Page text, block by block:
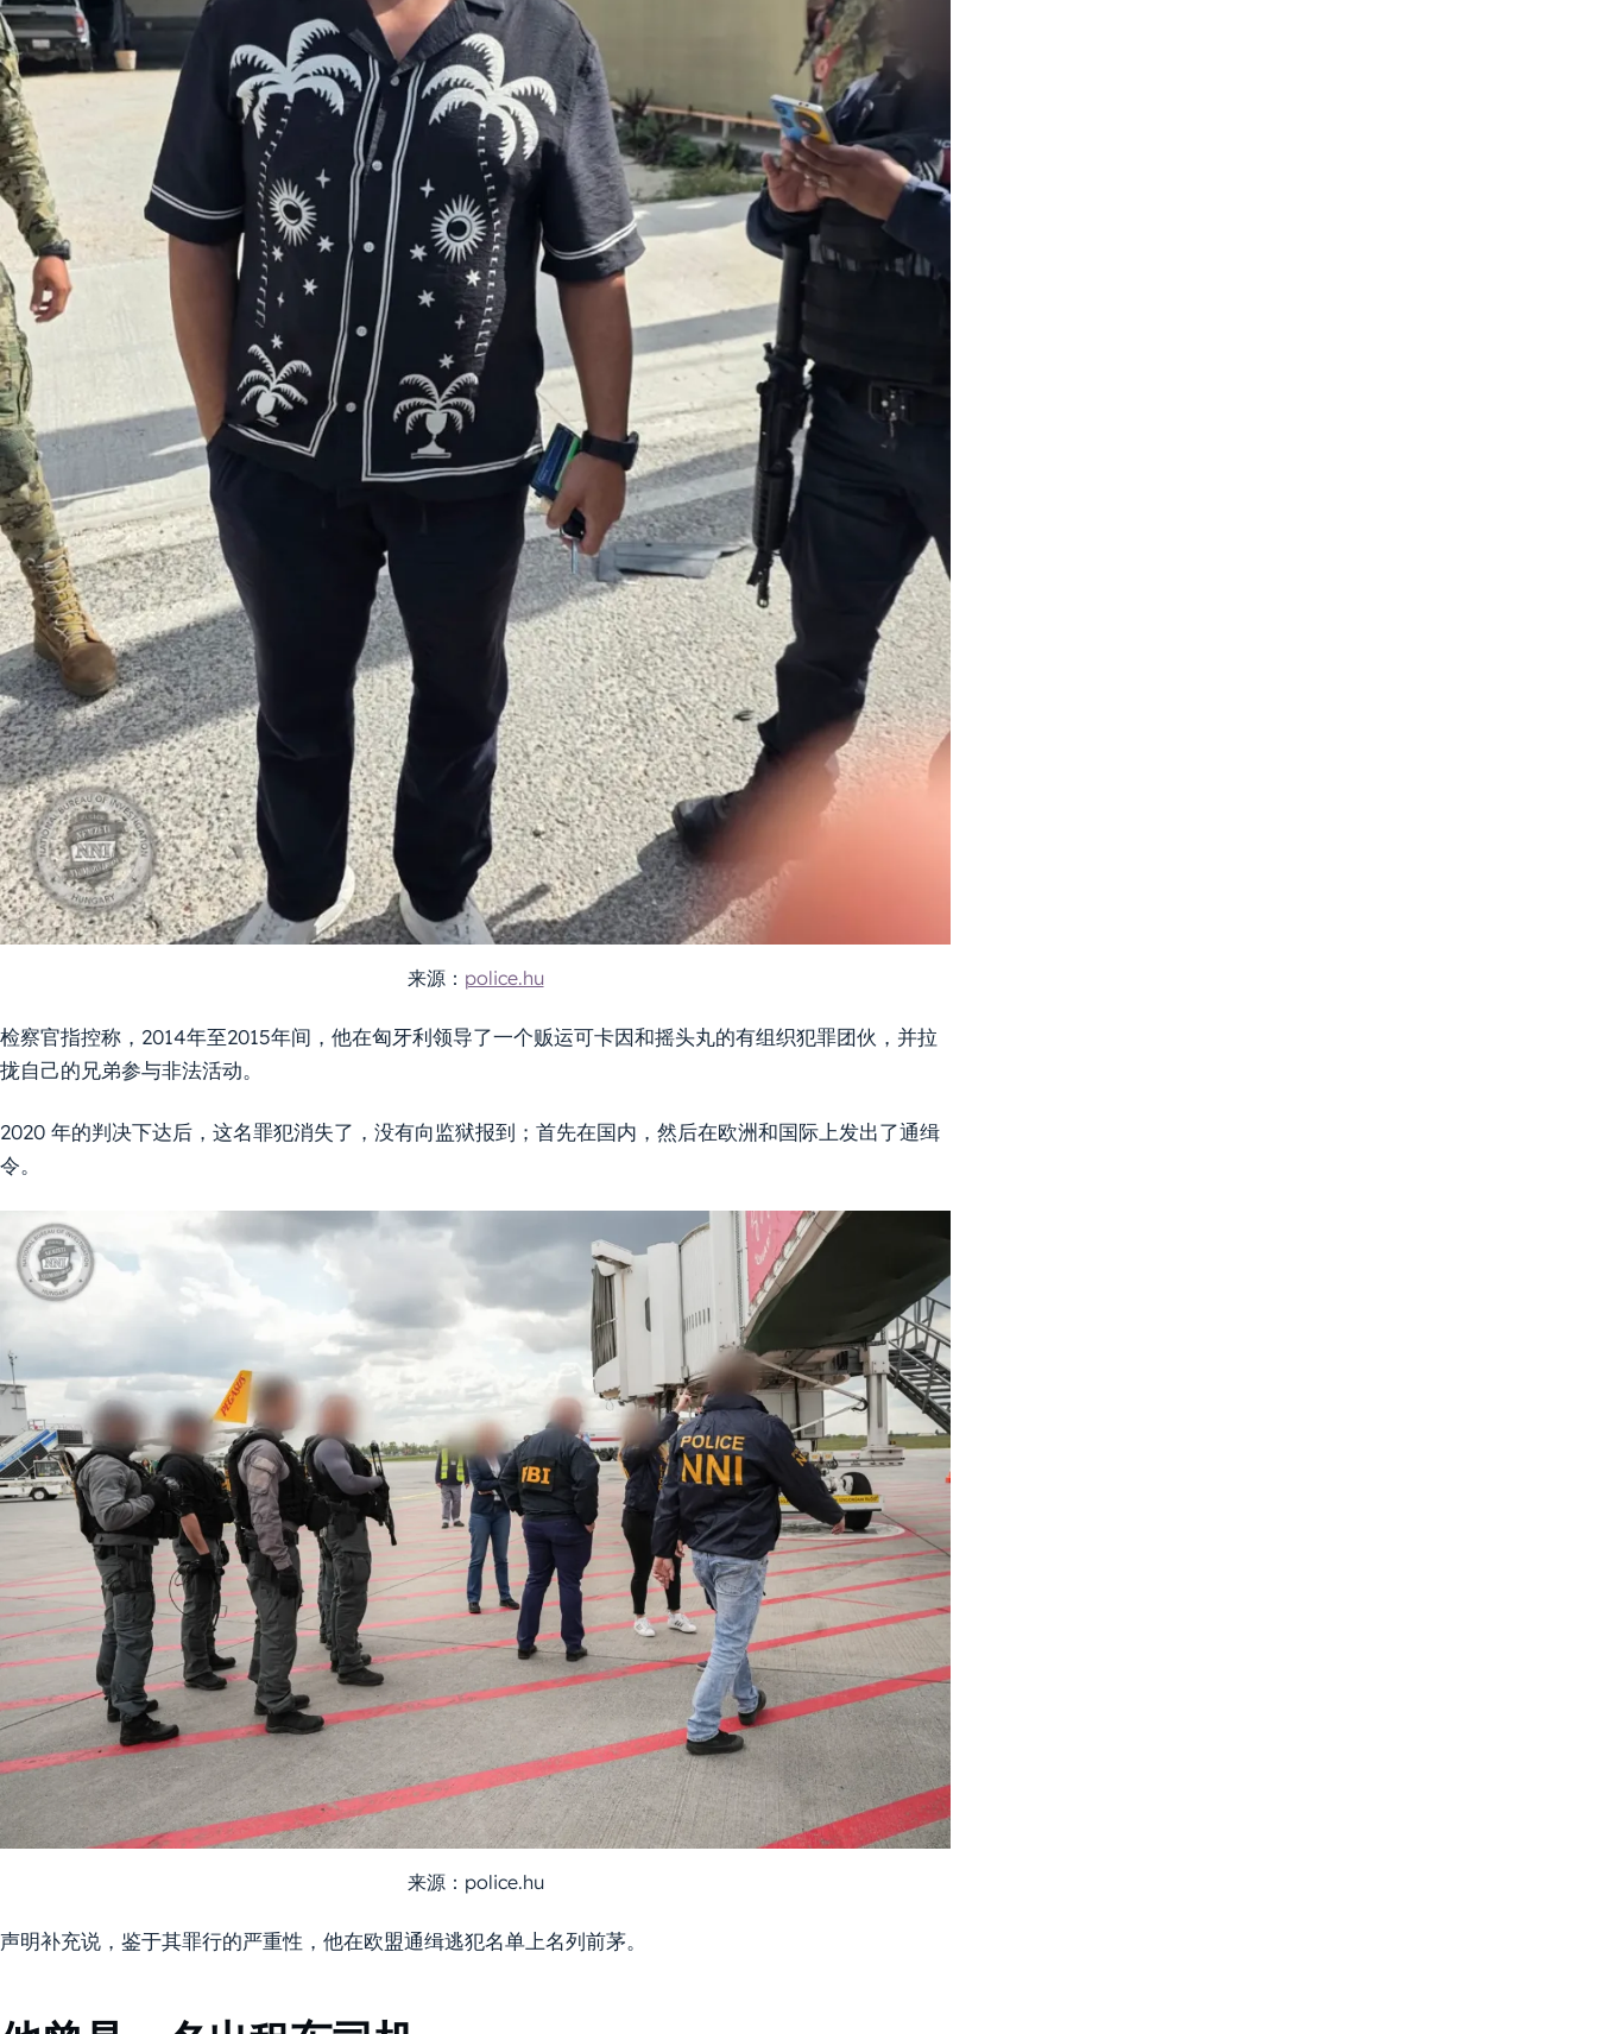
来源： police.hu
检察官指控称，2014年至2015年间，他在匈牙利领导了一个贩运可卡因和摇头丸的有组织犯罪团伙，并拉
拢自己的兄弟参与非法活动。
2020 年的判决下达后，这名罪犯消失了，没有向监狱报到；首先在国内，然后在欧洲和国际上发出了通缉
令。
来源：police.hu
声明补充说，鉴于其罪行的严重性，他在欧盟通缉逃犯名单上名列前茅。